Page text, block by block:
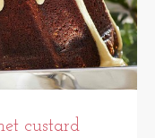
custard